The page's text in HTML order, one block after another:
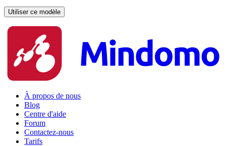
Utiliser ce modèle
À propos de nous
Blog
Centre d'aide
Forum
Contactez-nous
Tarifs